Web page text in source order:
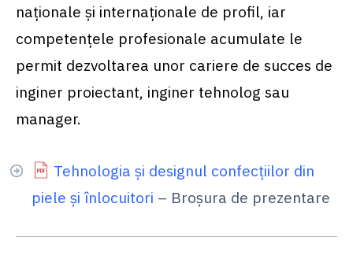
naționale și internaționale de profil, iar
competenţele profesionale acumulate le
permit dezvoltarea unor cariere de succes de
inginer proiectant, inginer tehnolog sau
manager.
Tehnologia şi designul confecţiilor din
piele şi înlocuitori – Broșura de prezentare